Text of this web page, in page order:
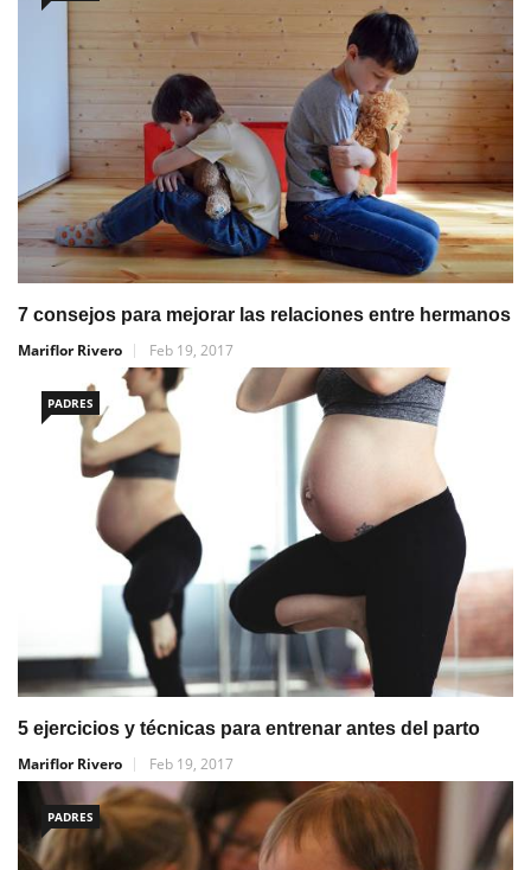
7 consejos para mejorar las relaciones entre hermanos
Mariflor Rivero
Feb 19, 2017
PADRES
5 ejercicios y técnicas para entrenar antes del parto
Mariflor Rivero
Feb 19, 2017
PADRES